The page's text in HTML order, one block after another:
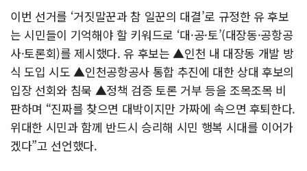
이번 선거를 ‘거짓말꾼과 참 일꾼의 대결’로 규정한 유 후보
는 시민들이 기억해야 할 키워드로 ‘대·공·토’(대장동·공항공
사·토론회)를 제시했다. 유 후보는 ▲인천 내 대장동 개발 방
식 도입 시도 ▲인천공항공사 통합 추진에 대한 상대 후보의
입장 선회와 침묵 ▲정책 검증 토론 거부 등을 조목조목 비
판하며 “진짜를 찾으면 대박이지만 가짜에 속으면 후퇴한다.
위대한 시민과 함께 반드시 승리해 시민 행복 시대를 이어가
겠다”고 선언했다.